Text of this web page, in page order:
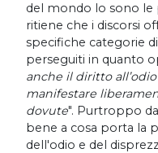
del mondo lo sono le
ritiene che i discorsi
specifiche categorie
perseguiti in quanto
anche il diritto
manifestare
dovute". Purtroppo
bene a cosa porta la
dell'odio e del